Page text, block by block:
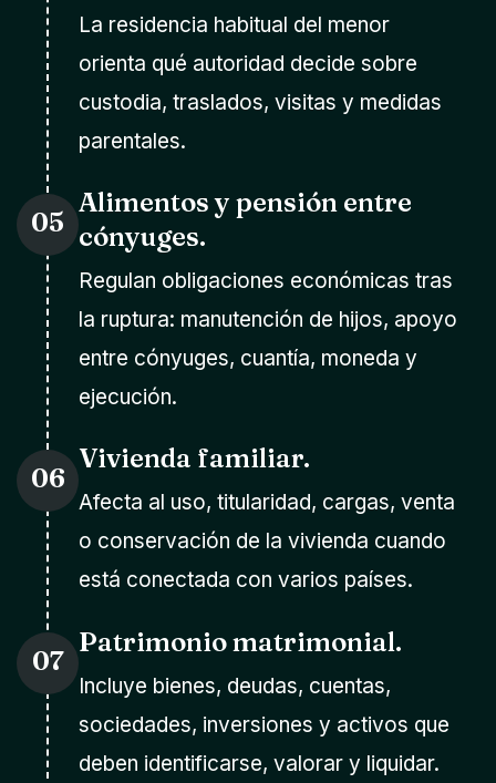
La residencia habitual del menor
orienta qué autoridad decide sobre
custodia, traslados, visitas y medidas
parentales.
05
Alimentos y pensión entre
cónyuges.
Regulan obligaciones económicas tras
la ruptura: manutención de hijos, apoyo
entre cónyuges, cuantía, moneda y
ejecución.
06
Vivienda familiar.
Afecta al uso, titularidad, cargas, venta
o conservación de la vivienda cuando
está conectada con varios países.
07
Patrimonio matrimonial.
Incluye bienes, deudas, cuentas,
sociedades, inversiones y activos que
deben identificarse, valorar y liquidar.